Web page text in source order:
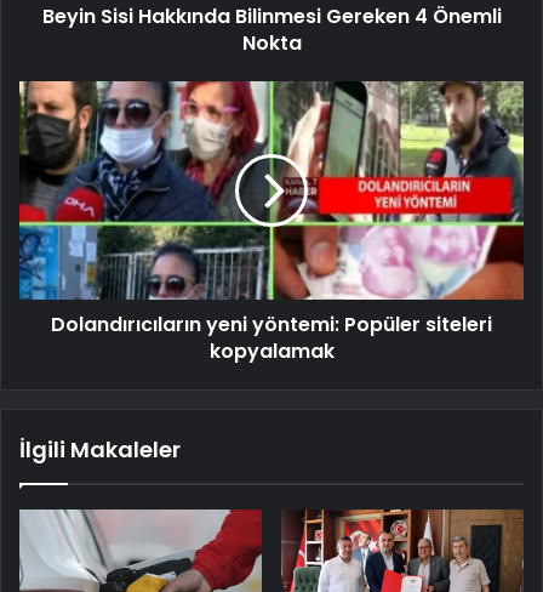
Beyin Sisi Hakkında Bilinmesi Gereken 4 Önemli
Nokta
Dolandırıcıların yeni yöntemi: Popüler siteleri
kopyalamak
İlgili Makaleler